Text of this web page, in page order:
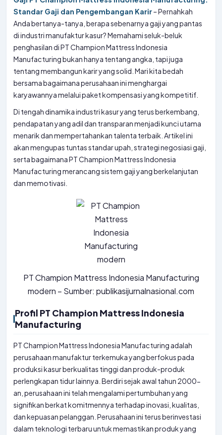
Standar Gaji dan Pengembangan Karir– Pernahkah
Anda bertanya-tanya, berapa sebenarnya gaji yang pantas
di industri manufaktur kasur? Memahami seluk-beluk
penghasilan di PT Champion Mattress Indonesia
Manufacturing bukan hanya tentang angka, tapi juga
tentang membangun karir yang solid. Mari kita bedah
bersama bagaimana perusahaan ini menghargai
karyawannya melalui paket kompensasi yang kompetitif.
Di tengah dinamika industri kasur yang terus berkembang,
pendapatan yang adil dan transparan menjadi kunci utama
menarik dan mempertahankan talenta terbaik. Artikel ini
akan mengupas tuntas standar upah, strategi negosiasi gaji,
serta bagaimana PT Champion Mattress Indonesia
Manufacturing merancang sistem gaji yang berkelanjutan
dan memotivasi.
PT Champion Mattress Indonesia Manufacturing
modern – Sumber: publikasijurnalnasional.com
Profil PT Champion Mattress Indonesia
Manufacturing
PT Champion Mattress Indonesia Manufacturing adalah
perusahaan manufaktur terkemuka yang berfokus pada
produksi kasur berkualitas tinggi dan produk-produk
perlengkapan tidur lainnya. Berdiri sejak awal tahun 2000-
an, perusahaan ini telah mengalami pertumbuhan yang
signifikan berkat komitmennya terhadap inovasi, kualitas,
dan kepuasan pelanggan. Perusahaan ini terus berinvestasi
dalam teknologi terbaru untuk memastikan produk yang